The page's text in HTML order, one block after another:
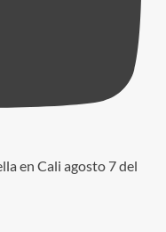
en Cali agosto 7 del